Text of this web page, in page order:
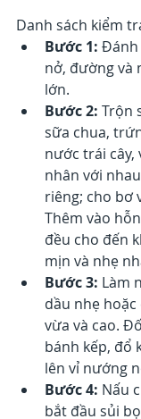
Danh sách kiểm
Bước 1: Đánh
nở, đường và
lớn.
Bước 2: Trộn
sữa chua,
nước trái cây,
nhân với
riêng; cho bơ
Thêm vào
đều cho đến
mịn và nhẹ
Bước 3: Làm
dầu nhẹ
vừa và cao.
bánh kếp, đổ
lên vỉ nướng
Bước 4: Nấu
bắt đầu sủi